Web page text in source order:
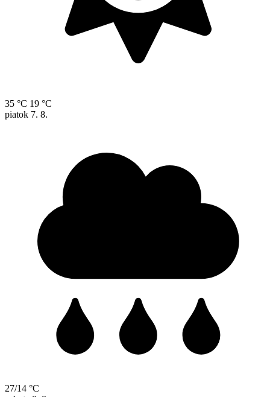
35 °C 19 °C
piatok 7. 8.
27/14 °C